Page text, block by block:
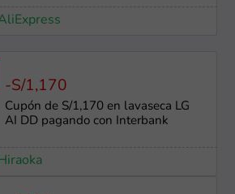
-S/1,170
Cupón de S/1,170 en lavaseca LG
AI DD pagando con Interbank